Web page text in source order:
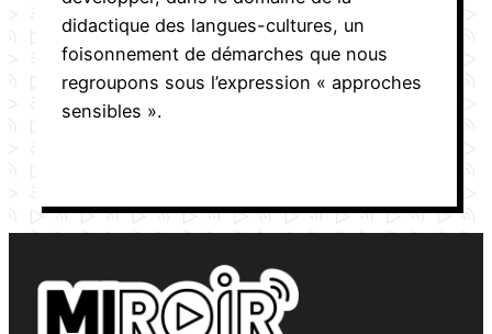
didactique des langues-cultures, un
foisonnement de démarches que nous
regroupons sous l’expression « approches
sensibles ».